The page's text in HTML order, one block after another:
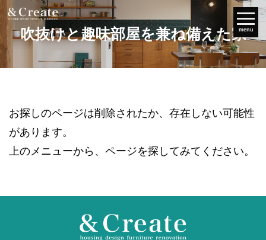
menu
吹抜けと趣味部屋を兼ね備えた家
お探しのページは削除されたか、存在しない可能性
があります。
上のメニューから、ページを探してみてください。